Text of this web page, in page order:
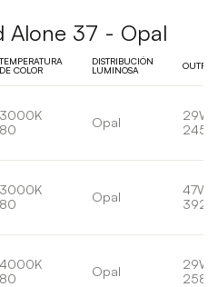
Alone 37 - Opal
TEMPERATURA
DE COLOR
DISTRIBUCIÓN
LUMINOSA
OUTPUT
3000K
80
Opal
29W
3000K
80
Opal
47W
4000K
80
Opal
29W